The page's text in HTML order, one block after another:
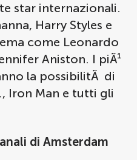
star internazionali.
Harry Styles e
come Leonardo
Aniston. I piÃ¹
la possibilitÃ di
Iron Man e tutti gli
di Amsterdam